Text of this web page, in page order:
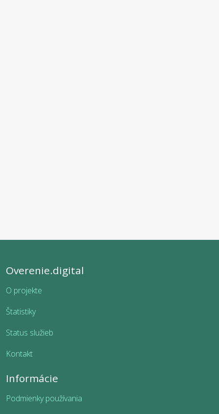
Overenie.digital
O projekte
Štatistiky
Status služieb
Kontakt
Informácie
Podmienky používania